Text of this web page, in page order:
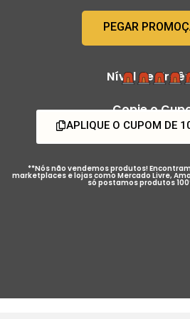
PEGAR
Nível de
Copie o
APLIQUE O CUPOM DE
**Nós não vendemos produtos!
marketplaces e lojas como Mercado Livre,
só postamos produtos